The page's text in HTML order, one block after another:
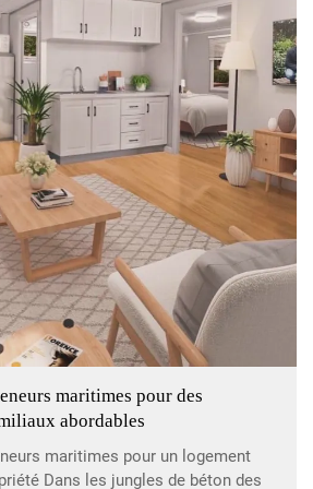
maritimes pour des
abordables
maritimes pour un logement
Dans les jungles de béton des